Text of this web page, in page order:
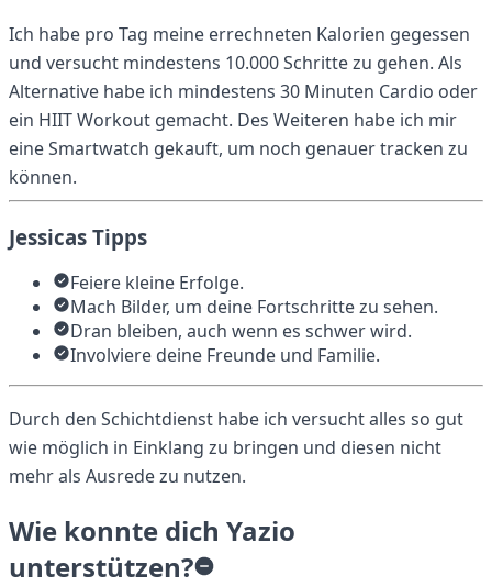
Ich habe pro Tag meine errechneten Kalorien gegessen
und versucht mindestens 10.000 Schritte zu gehen. Als
Alternative habe ich mindestens 30 Minuten Cardio oder
ein HIIT Workout gemacht. Des Weiteren habe ich mir
eine Smartwatch gekauft, um noch genauer tracken zu
können.
Jessicas Tipps
Feiere kleine Erfolge.
Mach Bilder, um deine Fortschritte zu sehen.
Dran bleiben, auch wenn es schwer wird.
Involviere deine Freunde und Familie.
Durch den Schichtdienst habe ich versucht alles so gut
wie möglich in Einklang zu bringen und diesen nicht
mehr als Ausrede zu nutzen.
Wie konnte dich Yazio
unterstützen?